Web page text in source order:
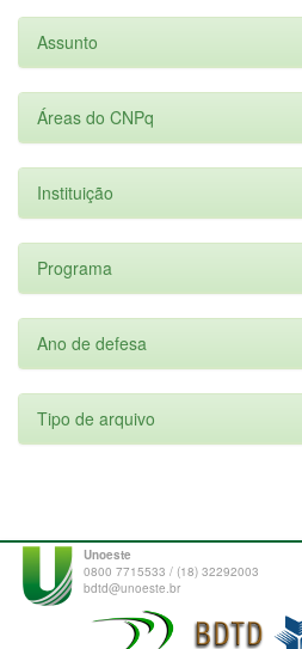
Assunto
Áreas do CNPq
Instituição
Programa
Ano de defesa
Tipo de arquivo
Unoeste
0800 7715533 / (18) 32292003
bdtd@unoeste.br